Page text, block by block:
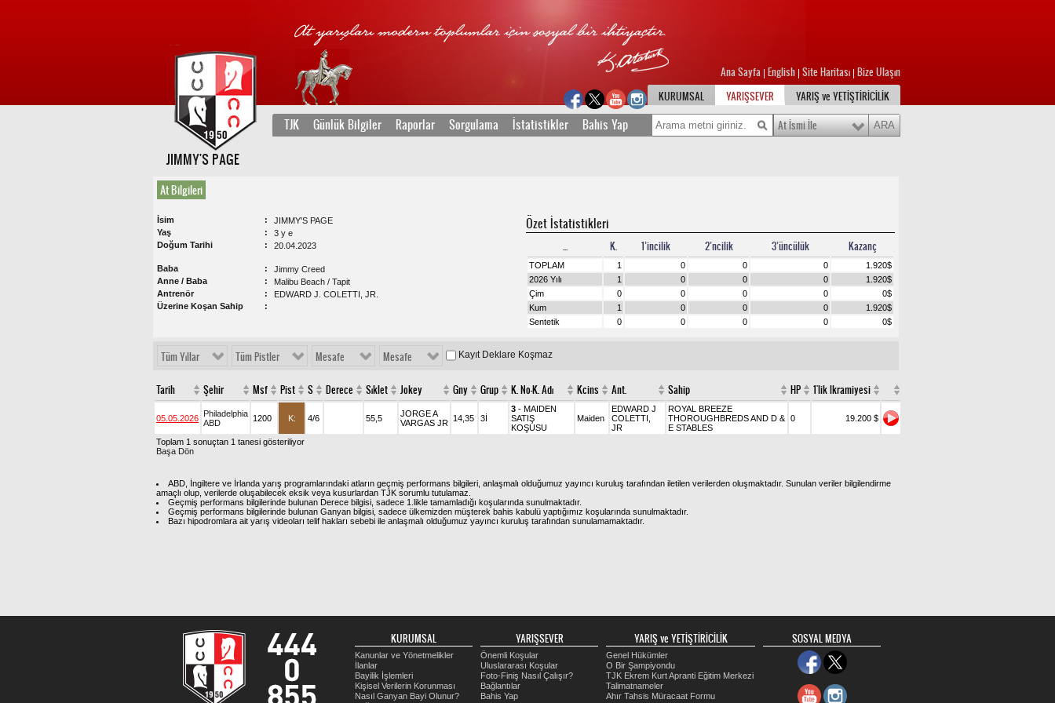
Ana Sayfa English Site Haritası Bize Ulaşın
KURUMSAL
YARIŞSEVER YARIŞ ve YETİŞTİRİCİLİK
TJK Günlük Bilgiler Raporlar Sorgulama İstatistikler Bahis Yap At İsmi İle
JIMMY'S PAGE
At Bilgileri
İsim
JIMMY'S PAGE
Yaş
3 y e
Doğum Tarihi
20.04.2023
Baba
Jimmy Creed
Anne / Baba
Malibu Beach / Tapit
Antrenör
EDWARD J. COLETTI, JR.
Üzerine Koşan Sahip
Özet İstatistikleri
... K. 1’incilik 2’ncilik 3’üncülük Kazanç
TOPLAM 1 0 0 0 1.920$
2026 Yılı
1 0 0 0 1.920$
Çim
0 0 0 0 0$
Kum
1 0 0 0 1.920$
Sentetik
0 0 0 0 0$
Tüm Yıllar Tüm Pistler Mesafe Mesafe Kayıt Deklare Koşmaz
Tarih Şehir Msf Pist S Derece Sıklet Jokey Gny Grup K. No-K. Adı Kcins Ant. Sahip HP 1'lik Ikramiyesi
05.05.2026 Philadelphia
ABD
1200 K: 4/6 55,5
JORGE A
VARGAS JR 14,35 3İ
3 - MAIDEN
SATIŞ
KOŞUSU
Maiden
EDWARD J
COLETTI,
JR
ROYAL BREEZE
THOROUGHBREDS AND D &
E STABLES
0 19.200 $
Toplam 1 sonuçtan 1 tanesi gösteriliyor
Başa Dön
ABD, İngiltere ve İrlanda yarış programlarındaki atların geçmiş performans bilgileri, anlaşmalı olduğumuz yayıncı kuruluş tarafından iletilen verilerden oluşmaktadır. Sunulan veriler bilgilendirme
amaçlı olup, verilerde oluşabilecek eksik veya kusurlardan TJK sorumlu tutulamaz.
Geçmiş performans bilgilerinde bulunan Derece bilgisi, sadece 1.likle tamamladığı koşularında sunulmaktadır.
Geçmiş performans bilgilerinde bulunan Ganyan bilgisi, sadece ülkemizden müşterek bahis kabulü yaptığımız koşularında sunulmaktadır.
Bazı hipodromlara ait yarış videoları telif hakları sebebi ile anlaşmalı olduğumuz yayıncı kuruluş tarafından sunulamamaktadır.
KURUMSAL
Kanunlar ve Yönetmelikler
İlanlar
Bayilik İşlemleri
Kişisel Verilerin Korunması
Nasıl Ganyan Bayi Olunur?
YARIŞSEVER
Önemli Koşular
Uluslararası Koşular
Foto-Finiş Nasıl Çalışır?
Bağlantılar
Bahis Yap
YARIŞ ve YETİŞTİRİCİLİK
Genel Hükümler
O Bir Şampiyondu
TJK Ekrem Kurt Apranti Eğitim Merkezi
Talimatnameler
Ahır Tahsis Müracaat Formu
SOSYAL MEDYA